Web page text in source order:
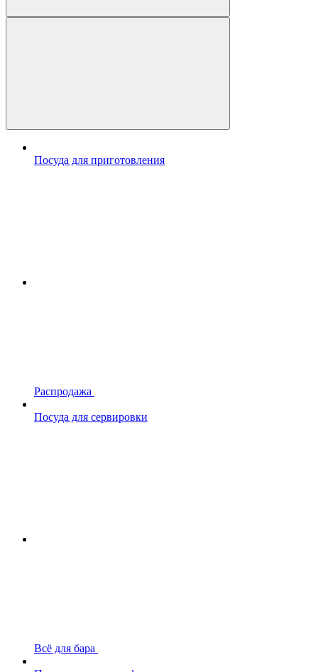
Посуда для приготовления
Распродажа
Посуда для сервировки
Всё для бара